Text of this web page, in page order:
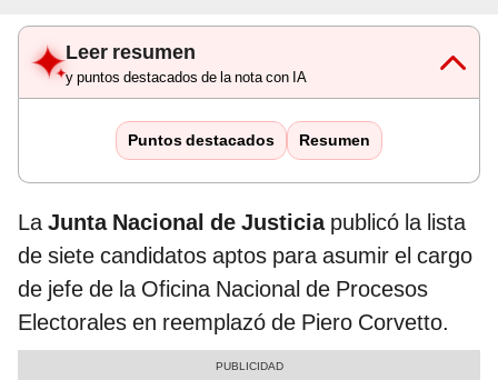
Leer resumen
y puntos destacados de la nota con IA
Puntos destacados Resumen
LaJunta Nacional de Justiciapublicó la lista
de siete candidatos aptos para asumir el cargo
de jefe de la Oficina Nacional de Procesos
Electorales en reemplazó de Piero Corvetto.